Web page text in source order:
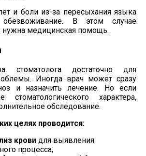
и боли из-за пересыхания языка
обезвоживание. В этом случае
нужна медицинская помощь.
стоматолога достаточно для
Иногда врач может сразу
и назначить лечение. Но если
стоматологического характера,
обследование.
целях проводится:
крови для выявления
процесса;